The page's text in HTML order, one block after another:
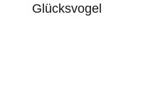
Glücksvogel